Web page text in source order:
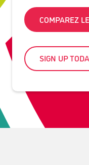
COMPAREZ
SIGN UP